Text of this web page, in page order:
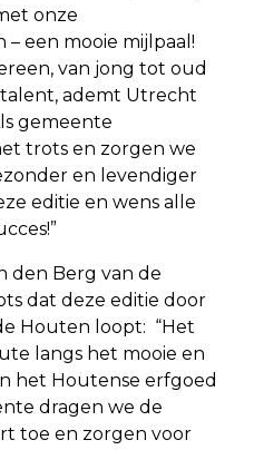
onze
een mooie mijlpaal!
van jong tot oud
ademt Utrecht
gemeente
trots en zorgen we
en levendiger
editie en wens alle
den Berg van de
dat deze editie door
Houten loopt: “Het
langs het mooie en
het Houtense erfgoed
dragen we de
toe en zorgen voor